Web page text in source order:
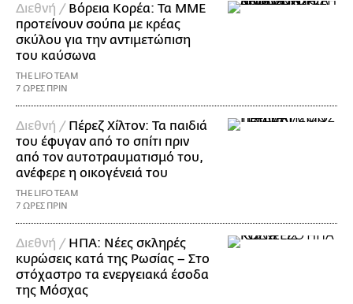
Διεθνή / Βόρεια Κορέα: Τα ΜΜΕ
προτείνουν σούπα με κρέας
σκύλου για την αντιμετώπιση
του καύσωνα
THE LIFO TEAM
7 ΩΡΕΣ ΠΡΙΝ
Διεθνή / Πέρεζ Χίλτον: Τα παιδιά
του έφυγαν από το σπίτι πριν
από τον αυτοτραυματισμό του,
ανέφερε η οικογένειά του
THE LIFO TEAM
7 ΩΡΕΣ ΠΡΙΝ
Διεθνή / ΗΠΑ: Nέες σκληρές
κυρώσεις κατά της Ρωσίας – Στο
στόχαστρο τα ενεργειακά έσοδα
της Μόσχας